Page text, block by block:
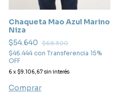
Chaqueta Mao Azul Marino
Niza
$54.640
$68.300
$46.444 con Transferencia 15%
OFF
6 x $9.106,67 sin interés
Comprar